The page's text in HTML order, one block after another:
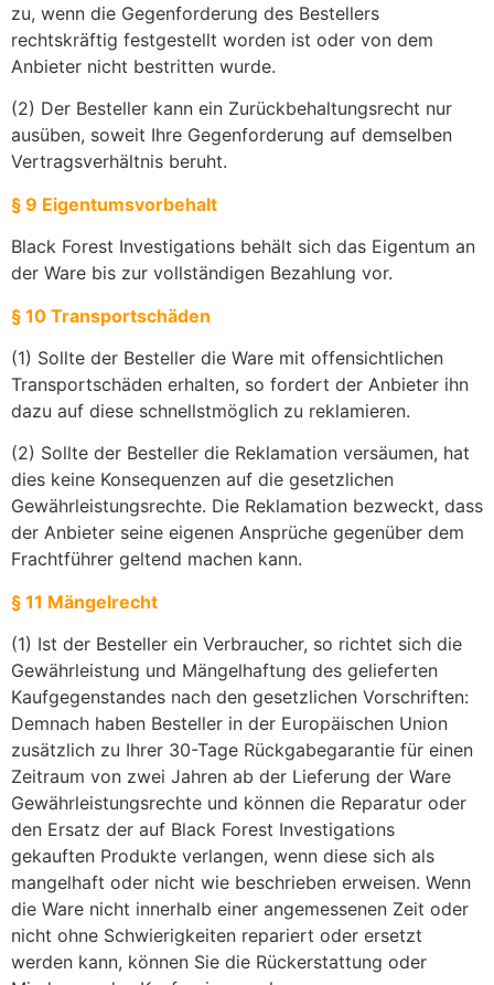
zu, wenn die Gegenforderung des Bestellers
rechtskräftig festgestellt worden ist oder von dem
Anbieter nicht bestritten wurde.
(2) Der Besteller kann ein Zurückbehaltungsrecht nur
ausüben, soweit Ihre Gegenforderung auf demselben
Vertragsverhältnis beruht.
§ 9 Eigentumsvorbehalt
Black Forest Investigations behält sich das Eigentum an
der Ware bis zur vollständigen Bezahlung vor.
§ 10 Transportschäden
(1) Sollte der Besteller die Ware mit offensichtlichen
Transportschäden erhalten, so fordert der Anbieter ihn
dazu auf diese schnellstmöglich zu reklamieren.
(2) Sollte der Besteller die Reklamation versäumen, hat
dies keine Konsequenzen auf die gesetzlichen
Gewährleistungsrechte. Die Reklamation bezweckt, dass
der Anbieter seine eigenen Ansprüche gegenüber dem
Frachtführer geltend machen kann.
§ 11 Mängelrecht
(1) Ist der Besteller ein Verbraucher, so richtet sich die
Gewährleistung und Mängelhaftung des gelieferten
Kaufgegenstandes nach den gesetzlichen Vorschriften:
Demnach haben Besteller in der Europäischen Union
zusätzlich zu Ihrer 30-Tage Rückgabegarantie für einen
Zeitraum von zwei Jahren ab der Lieferung der Ware
Gewährleistungsrechte und können die Reparatur oder
den Ersatz der auf Black Forest Investigations
gekauften Produkte verlangen, wenn diese sich als
mangelhaft oder nicht wie beschrieben erweisen. Wenn
die Ware nicht innerhalb einer angemessenen Zeit oder
nicht ohne Schwierigkeiten repariert oder ersetzt
werden kann, können Sie die Rückerstattung oder